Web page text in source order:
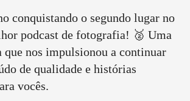
conquistando o segundo lugar no
podcast de fotografia! 🥈 Uma
que nos impulsionou a continuar
de qualidade e histórias
vocês.